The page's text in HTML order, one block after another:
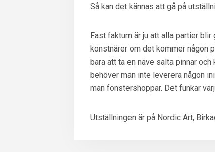
Så kan det kännas att gå på
Fast faktum är ju att alla partier
konstnärer om det kommer någon
bara att ta en näve salta pinnar
behöver man inte leverera någon
man fönstershoppar. Det funkar
Utställningen är på Nordic Art,